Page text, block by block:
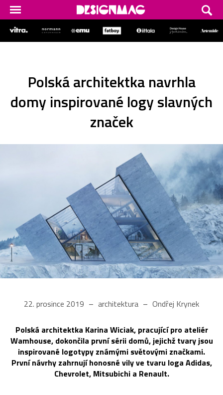
Polská architektka navrhla
domy inspirované logy slavných
značek
22. prosince 2019 architektura Ondřej Krynek
Polská architektka Karina Wiciak, pracující pro ateliér
Wamhouse, dokončila první sérii domů, jejichž tvary jsou
inspirované logotypy známými světovými značkami.
První návrhy zahrnují honosné vily ve tvaru loga Adidas,
Chevrolet, Mitsubichi a Renault.